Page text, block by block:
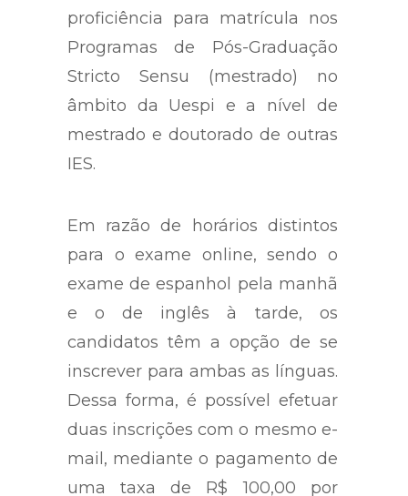
proficiência para matrícula nos
Programas de Pós-Graduação
Stricto Sensu (mestrado) no
âmbito da Uespi e a nível de
mestrado e doutorado de outras
IES.
Em razão de horários distintos
para o exame online, sendo o
exame de espanhol pela manhã
e o de inglês à tarde, os
candidatos têm a opção de se
inscrever para ambas as línguas.
Dessa forma, é possível efetuar
duas inscrições com o mesmo e-
mail, mediante o pagamento de
uma taxa de R$ 100,00 por